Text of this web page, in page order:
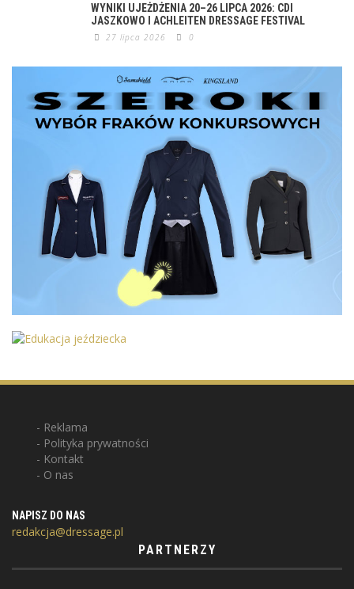
WYNIKI UJEŻDŻENIA 20–26 LIPCA 2026: CDI
JASZKOWO I ACHLEITEN DRESSAGE FESTIVAL
27 lipca 2026 0
Reklama
Polityka prywatności
Kontakt
O nas
NAPISZ DO NAS
redakcja@dressage.pl
PARTNERZY